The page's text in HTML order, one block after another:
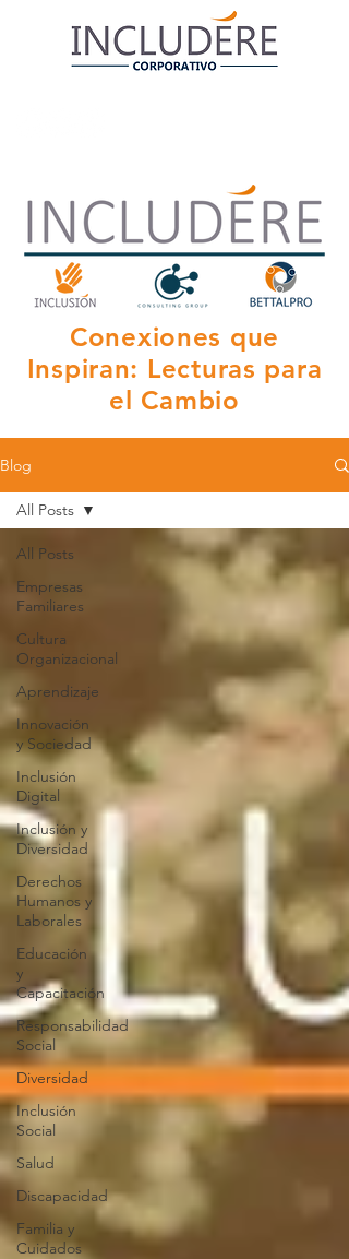
Conexiones que
Inspiran: Lecturas para
el Cambio
Blog
All Posts
Empresas
Familiares
Cultura
Organizacional
Aprendizaje
Innovación
y Sociedad
Inclusión
Digital
Inclusión y
Diversidad
Derechos
Humanos y
Laborales
Educación
y
Capacitación
Responsabilidad
Social
Diversidad
Inclusión
Social
Salud
Discapacidad
Familia y
Cuidados
All Posts